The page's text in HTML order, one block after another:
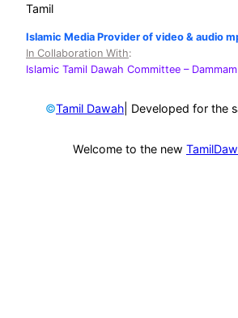
Tamil
Islamic Media Provider of video & audio
In Collaboration With:
Islamic Tamil Dawah Committee – Dammam
©Tamil Dawah | Developed for the
Welcome to the new